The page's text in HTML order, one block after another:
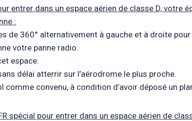
entrer dans un espace aérien de classe D, votre
:
de 360° alternativement à gauche et à droite
votre panne radio.
espace.
délai atterrir sur l’aérodrome le plus proche.
comme convenu, à condition d’avoir déposé un
spécial pour entrer dans un espace aérien de